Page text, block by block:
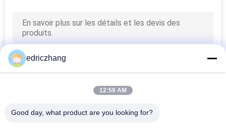
Parc à thème de VR
edriczhang
12:59 AM
Good day, what product are you looking for?